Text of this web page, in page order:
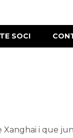
SOCI
Xanghai i que